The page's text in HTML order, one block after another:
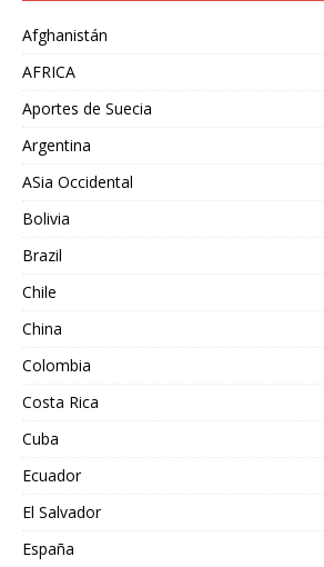
Afghanistán
AFRICA
Aportes de Suecia
Argentina
ASia Occidental
Bolivia
Brazil
Chile
China
Colombia
Costa Rica
Cuba
Ecuador
El Salvador
España